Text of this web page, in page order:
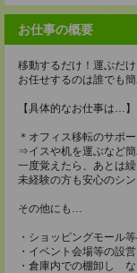
お仕事の概要
移動するだけ！運ぶだ
お任せするのは誰でも
【具体的なお仕事は…】
＊オフィス移転のサポー
⇒イスや机を運ぶなど
一度覚えたら、あとは
未経験の方も安心のシ
その他にも…
・ショッピングモール
・イベント会場等の設
・倉庫内での棚卸し